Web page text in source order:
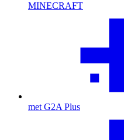
MINECRAFT
met G2A Plus